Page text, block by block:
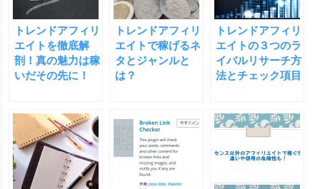
トレンドアフィリ
エイトを徹底解
剖！真の魅力は稼
いだその先に！
トレンドアフィリ
エイトで稼げるネ
タとジャンルと
は？
トレンドアフィリ
エイトの３つのラ
イバルリサーチ方
法とチェック項目